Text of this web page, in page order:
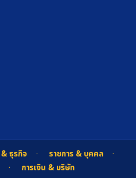
ธุรกิจ · ราชการ & บุคคล
·
· การเงิน & บริษัท